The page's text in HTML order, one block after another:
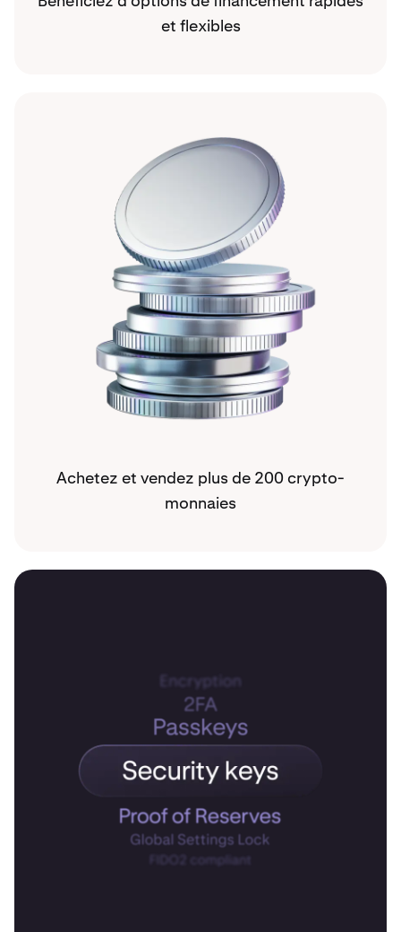
et flexibles
Achetez et vendez plus de 200 crypto-
monnaies